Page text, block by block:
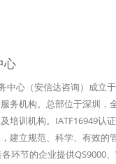
心
中心（安信达咨询）成立
务机构。总部位于深圳，
培训机构。IATF16949认
建立规范、科学、有效
环节的企业提供QS9000